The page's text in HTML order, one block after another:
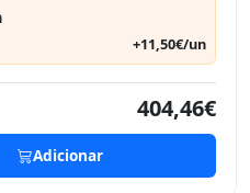
+11,50€/un
404,46€
Adicionar